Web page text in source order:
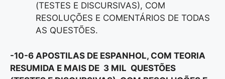
(TESTES E DISCURSIVAS), COM
RESOLUÇÕES E COMENTÁRIOS DE TODAS
AS QUESTÕES.
-10-6 APOSTILAS DE ESPANHOL, COM TEORIA
RESUMIDA E MAIS DE 3 MIL QUESTÕES